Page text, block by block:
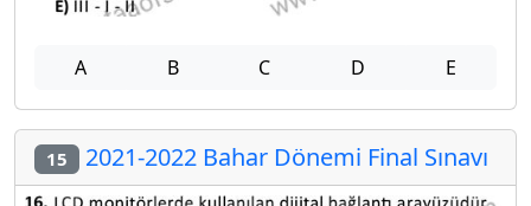
A B C D E
15 2021-2022 Bahar Dönemi Final Sınavı